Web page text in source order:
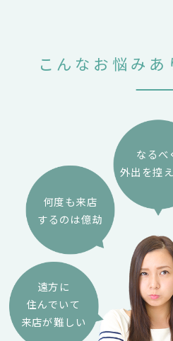
こんな お悩み あ
なるべ
外出を控
何度も来店
するのは億劫
遠方に
住んでいて
来店が難しい